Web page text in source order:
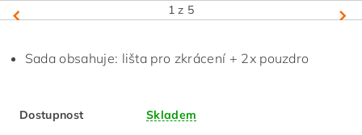
1 z 5
Sada obsahuje: lišta pro zkrácení + 2x pouzdro
Dostupnost Skladem